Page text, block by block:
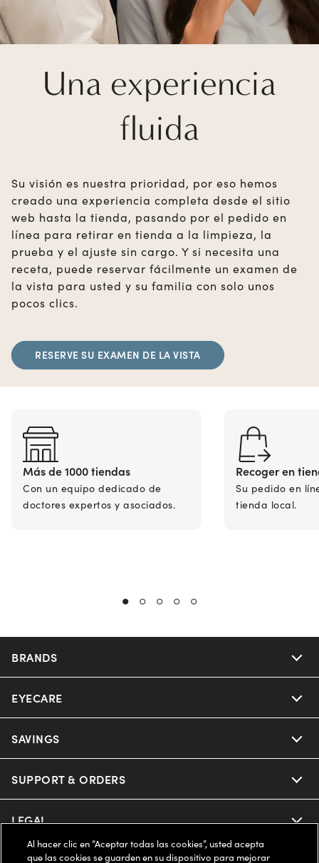
Una experiencia
fluida
Su visión es nuestra prioridad, por eso hemos
creado una experiencia completa desde el sitio
web hasta la tienda, pasando por el pedido en
línea para retirar en tienda a la limpieza, la
prueba y el ajuste sin cargo. Y si necesita una
receta, puede reservar fácilmente un examen de
la vista para usted y su familia con solo unos
pocos clics.
RESERVE SU EXAMEN DE LA VISTA
Más de 1000 tiendas
Con un equipo dedicado de
doctores expertos y asociados.
Recoger en
Su pedido en
tienda local.
BRANDS
Nuance Audio
Ray-Ban
Oakley
Oakley Meta
EYECARE
Our Eyeglasses
Our Sunglasses
Our Contact Lenses
Ray-Ban | Meta
SAVINGS
Offers & Discount
Insurance
FSA & HSA
SUPPORT & ORDERS
Help Center
Online Order Status
LEGAL
Al hacer clic en “Aceptar todas las cookies”, usted acepta
que las cookies se guarden en su dispositivo para mejorar